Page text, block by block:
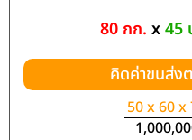
80 กก. x45
คิดค่าขนส่ง
50 x 60 x